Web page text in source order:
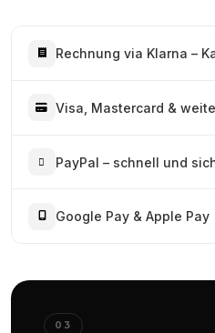
Rechnung via Klarna –
Visa, Mastercard &
PayPal – schnell und
Google Pay & Apple Pay
03